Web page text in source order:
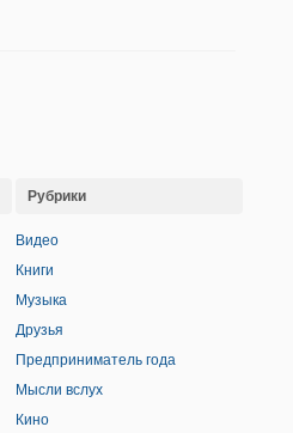
Рубрики
Видео
Книги
Музыка
Друзья
Предприниматель года
Мысли вслух
Кино